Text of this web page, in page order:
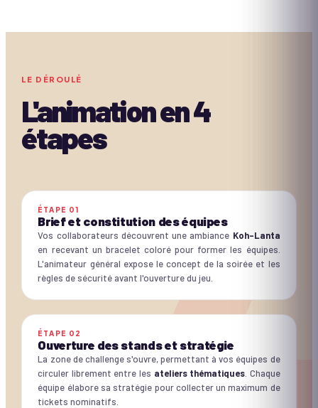
LE DÉROULÉ
L'animation en4
étapes
ÉTAPE 01
Brief et constitution des équipes
Vos collaborateurs découvrent une ambiance Koh-Lanta
en recevant un bracelet coloré pour former les équipes.
L'animateur général expose le concept de la soirée et les
règles de sécurité avant l'ouverture du jeu.
ÉTAPE 02
Ouverture des stands et stratégie
La zone de challenge s'ouvre, permettant à vos équipes de
circuler librement entre les ateliers thématiques . Chaque
équipe élabore sa stratégie pour collecter un maximum de
tickets nominatifs.